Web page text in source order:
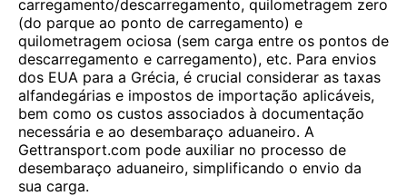
carregamento/descarregamento, quilometragem zero
(do parque ao ponto de carregamento) e
quilometragem ociosa (sem carga entre os pontos de
descarregamento e carregamento), etc. Para envios
dos EUA para a Grécia, é crucial considerar as taxas
alfandegárias e impostos de importação aplicáveis,
bem como os custos associados à documentação
necessária e ao desembaraço aduaneiro. A
Gettransport.com pode auxiliar no processo de
desembaraço aduaneiro, simplificando o envio da
sua carga.